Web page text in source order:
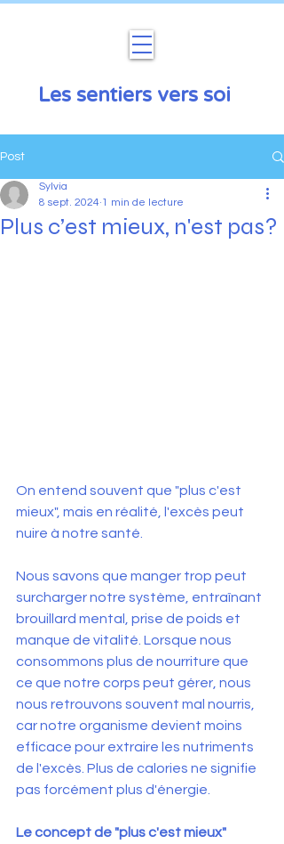
Les sentiers vers soi
Post
Plus c’est mieux, n'est pas?
Sylvia
8 sept. 2024 1 min de lecture
On entend souvent que "plus c'est
mieux", mais en réalité, l'excès peut
nuire à notre santé.
Nous savons que manger trop peut
surcharger notre système, entraînant
brouillard mental, prise de poids et
manque de vitalité. Lorsque nous
consommons plus de nourriture que
ce que notre corps peut gérer, nous
nous retrouvons souvent mal nourris,
car notre organisme devient moins
efficace pour extraire les nutriments
de l'excès. Plus de calories ne signifie
pas forcément plus d'énergie.
Le concept de "plus c'est mieux"